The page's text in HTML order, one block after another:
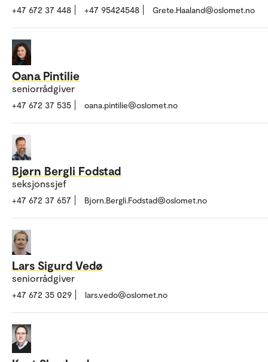
+47 672 37 448 +47 95424548 Grete.Haaland@oslomet.no
Oana Pintilie
seniorrådgiver
+47 672 37 535 oana.pintilie@oslomet.no
Bjørn Bergli Fodstad
seksjonssjef
+47 672 37 657 Bjorn.Bergli.Fodstad@oslomet.no
Lars Sigurd Vedø
seniorrådgiver
+47 672 35 029 lars.vedo@oslomet.no